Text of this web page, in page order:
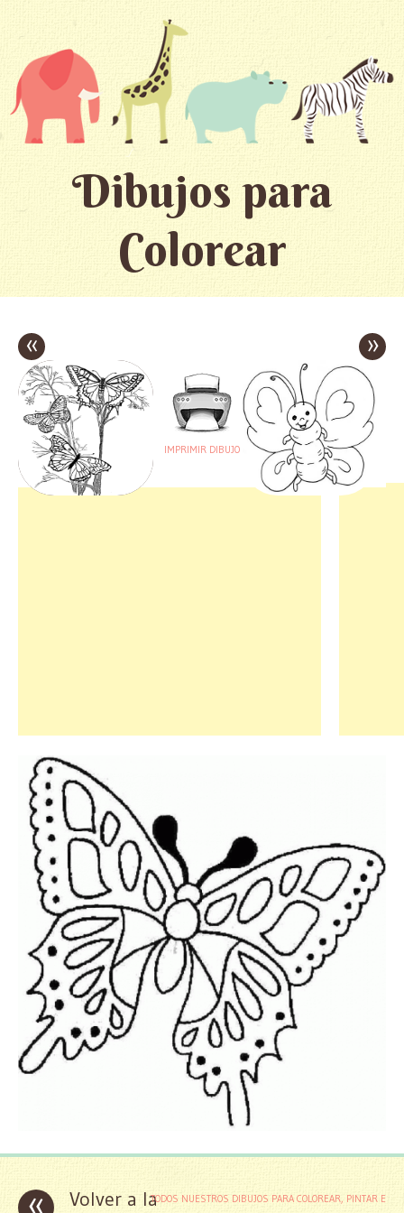
Dibujos para
Colorear
«
IMPRIMIR DIBUJO
»
Volver a laTODOS NUESTROS DIBUJOS PARA COLOREAR, PINTAR E